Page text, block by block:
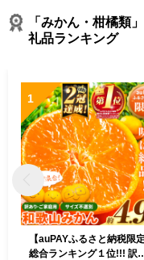
「みかん・柑橘類
礼品ランキング
1
【auPAYふるさと納税限定
総合ランキング１位!!! 訳あ